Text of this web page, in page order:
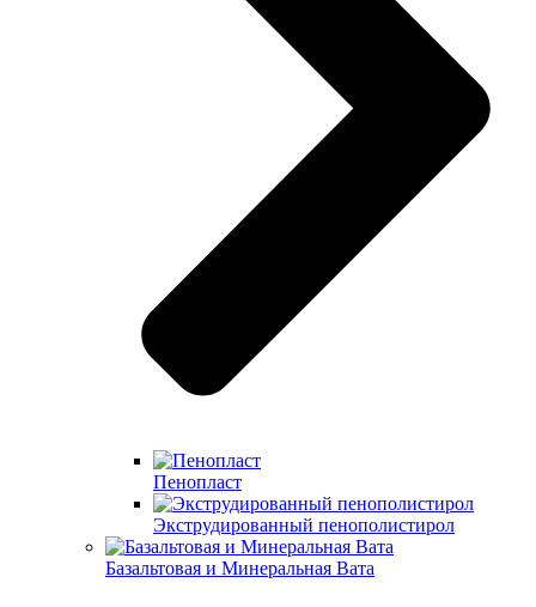
Пенопласт
Экструдированный пенополистирол
Базальтовая и Минеральная Вата